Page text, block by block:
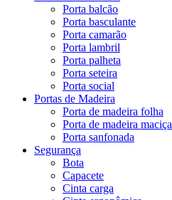
Porta balcão
Porta basculante
Porta camarão
Porta lambril
Porta palheta
Porta seteira
Porta social
Portas de Madeira
Porta de madeira folha
Porta de madeira maciça
Porta sanfonada
Segurança
Bota
Capacete
Cinta carga